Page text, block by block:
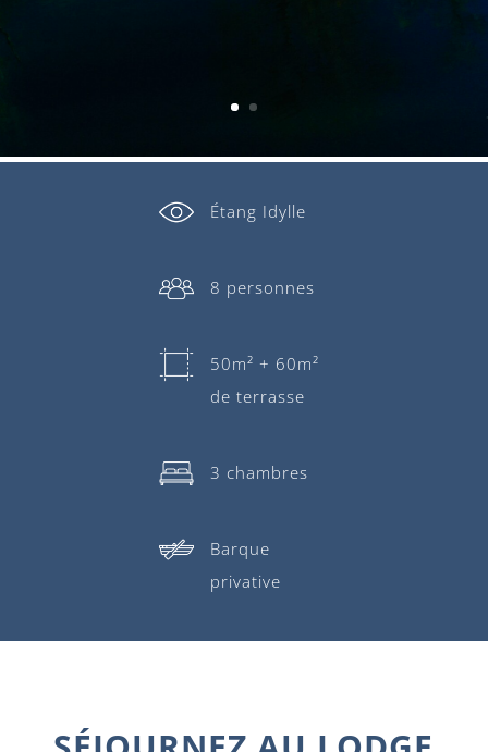
Étang Idylle
8 personnes
50m² + 60m²
de terrasse
3 chambres
Barque
privative